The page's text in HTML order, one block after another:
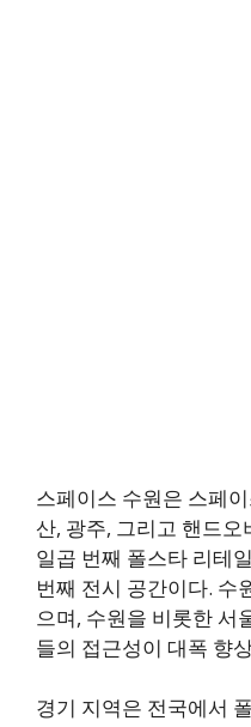
스페이스 수원은 스페
산, 광주, 그리고 핸드
일곱 번째 폴스타 리테
번째 전시 공간이다. 수
으며, 수원을 비롯한 서
들의 접근성이 대폭 향
경기 지역은 전국에서